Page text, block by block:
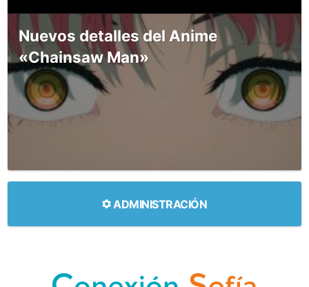
Nuevos detalles del Anime
«Chainsaw Man»
ADMINISTRACIÓN